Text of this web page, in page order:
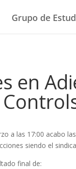
Grupo de
en
a las 17:00 acabo
siendo el
final de: